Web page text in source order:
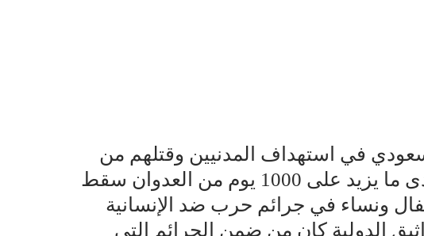
في استهداف المدنيين وقتلهم من
بداية الحرب على اليمن وعلى مدى ما يزيد على 1000 يوم من العدوان سقط
ونساء في جرائم حرب ضد الإنسانية
الدولية كان من ضمن الجرائم التي